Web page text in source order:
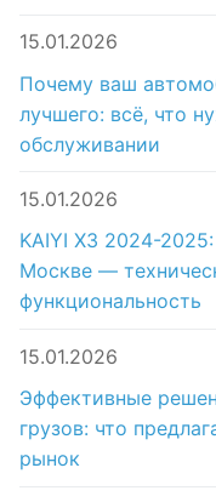
15.01.2026
Почему ваш
лучшего: всё, что
обслуживании
15.01.2026
KAIYI X3 2024-
Москве —
функциональность
15.01.2026
Эффективные
грузов: что
рынок